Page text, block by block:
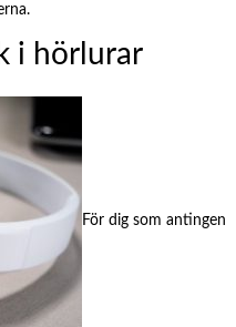
i hörlurar
För dig som antingen